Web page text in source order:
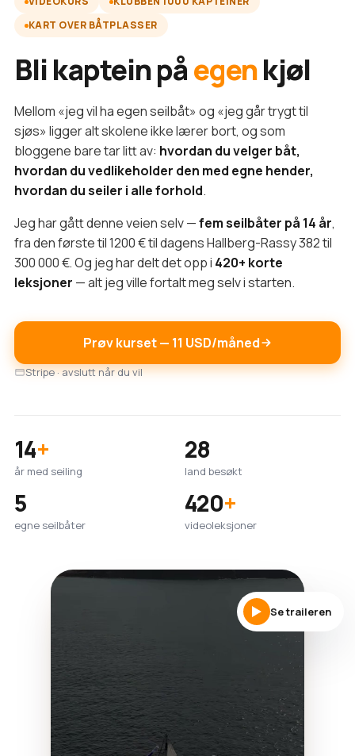
KART OVER BÅTPLASSER
Bli kaptein påegenkjøl
Mellom «jeg vil ha egen seilbåt» og «jeg går trygt til
sjøs» ligger alt skolene ikke lærer bort, og som
bloggene bare tar litt av: hvordan du velger båt,
hvordan du vedlikeholder den med egne hender,
hvordan du seiler i alle forhold.
Jeg har gått denne veien selv —fem seilbåter på 14 år,
fra den første til 1200 € til dagens Hallberg-Rassy 382 til
300 000 €. Og jeg har delt det opp i 420+ korte
leksjoner — alt jeg ville fortalt meg selv i starten.
Prøv kurset — 11 USD/måned
Stripe · avslutt når du vil
14+
år med seiling
28
land besøkt
5
egne seilbåter
420+
videoleksjoner
Se traileren